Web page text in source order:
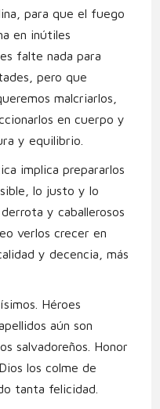
para que el fuego
en inútiles
falte nada para
pero que
malcriarlos,
en cuerpo y
y equilibrio.
implica prepararlos
lo justo y lo
y caballerosos
verlos crecer en
y decencia, más
Héroes
aún son
salvadoreños. Honor
los colme de
tanta felicidad.